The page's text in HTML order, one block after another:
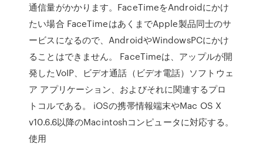
通信量がかかります。FaceTimeをAndroidにかけ
たい場合 FaceTimeはあくまでApple製品同士のサ
ービスになるので、AndroidやWindowsPCにかけ
ることはできません。 FaceTimeは、アップルが開
発したVoIP、ビデオ通話（ビデオ電話）ソフトウェ
ア アプリケーション、およびそれに関連するプロ
トコルである。 iOSの携帯情報端末やMac OS X
v10.6.6以降のMacintoshコンピュータに対応する。
使用